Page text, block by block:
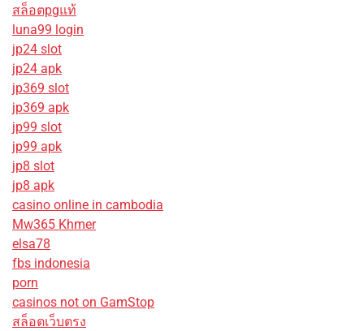
สล็อตpgแท้
luna99 login
jp24 slot
jp24 apk
jp369 slot
jp369 apk
jp99 slot
jp99 apk
jp8 slot
jp8 apk
casino online in cambodia
Mw365 Khmer
elsa78
fbs indonesia
porn
casinos not on GamStop
สล็อตเว็บตรง